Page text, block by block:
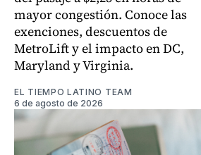
mayor congestión. Conoce las
exenciones, descuentos de
MetroLift y el impacto en DC,
Maryland y Virginia.
EL TIEMPO LATINO TEAM
6 de agosto de 2026